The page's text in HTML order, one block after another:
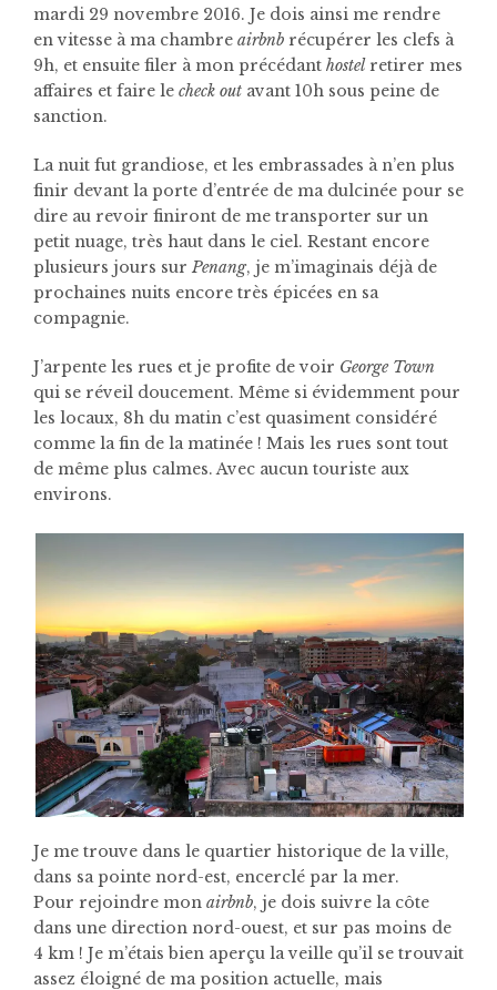
mardi 29 novembre 2016. Je dois ainsi me rendre
en vitesse à ma chambre airbnb récupérer les clefs à
9h, et ensuite filer à mon précédant hostelretirer mes
affaires et faire le check out avant 10h sous peine de
sanction.
La nuit fut grandiose, et les embrassades à n’en plus
finir devant la porte d’entrée de ma dulcinée pour se
dire au revoir finiront de me transporter sur un
petit nuage, très haut dans le ciel. Restant encore
plusieurs jours sur Penang, je m’imaginais déjà de
prochaines nuits encore très épicées en sa
compagnie.
J’arpente les rues et je profite de voir George Town
qui se réveil doucement. Même si évidemment pour
les locaux, 8h du matin c’est quasiment considéré
comme la fin de la matinée ! Mais les rues sont tout
de même plus calmes. Avec aucun touriste aux
environs.
Je me trouve dans le quartier historique de la ville,
dans sa pointe nord-est, encerclé par la mer.
Pour rejoindre mon airbnb, je dois suivre la côte
dans une direction nord-ouest, et sur pas moins de
4 km ! Je m’étais bien aperçu la veille qu’il se trouvait
assez éloigné de ma position actuelle, mais